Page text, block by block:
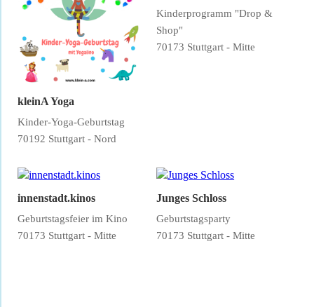
kleinA Yoga
Kinder-Yoga-Geburtstag
70192 Stuttgart - Nord
Kinderprogramm "Drop &
Shop"
70173 Stuttgart - Mitte
innenstadt.kinos
Geburtstagsfeier im Kino
70173 Stuttgart - Mitte
Junges Schloss
Geburtstagsparty
70173 Stuttgart - Mitte